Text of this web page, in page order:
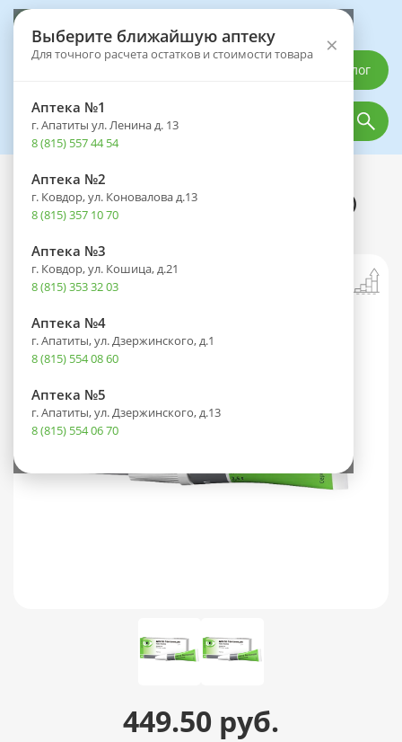
Выберите ближайшую аптеку
Для точного расчета остатков и стоимости товара ×
Аптека №1
г. Апатиты ул. Ленина д. 13
8 (815) 557 44 54
Аптека №2
г. Ковдор, ул. Коновалова д.13
8 (815) 357 10 70
Аптека №3
г. Ковдор, ул. Кошица, д.21
8 (815) 353 32 03
Аптека №4
г. Апатиты, ул. Дзержинского, д.1
8 (815) 554 08 60
Аптека №5
г. Апатиты, ул. Дзержинского, д.13
8 (815) 554 06 70
Каталог
Каталог Оптика
Декса-Гентамицин туба(мазь глазн.)
2,5г №1
449.50 руб.